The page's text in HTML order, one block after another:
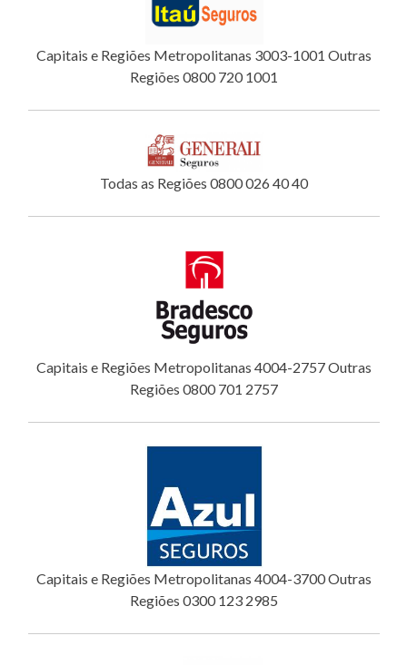
Capitais e Regiões Metropolitanas 3003-1001 Outras
Regiões 0800 720 1001
Todas as Regiões 0800 026 40 40
Capitais e Regiões Metropolitanas 4004-2757 Outras
Regiões 0800 701 2757
Capitais e Regiões Metropolitanas 4004-3700 Outras
Regiões 0300 123 2985